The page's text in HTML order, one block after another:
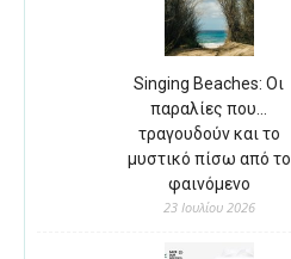
Singing Beaches: Οι
παραλίες που…
τραγουδούν και το
μυστικό πίσω από το
φαινόμενο
23 Ιουλίου 2026